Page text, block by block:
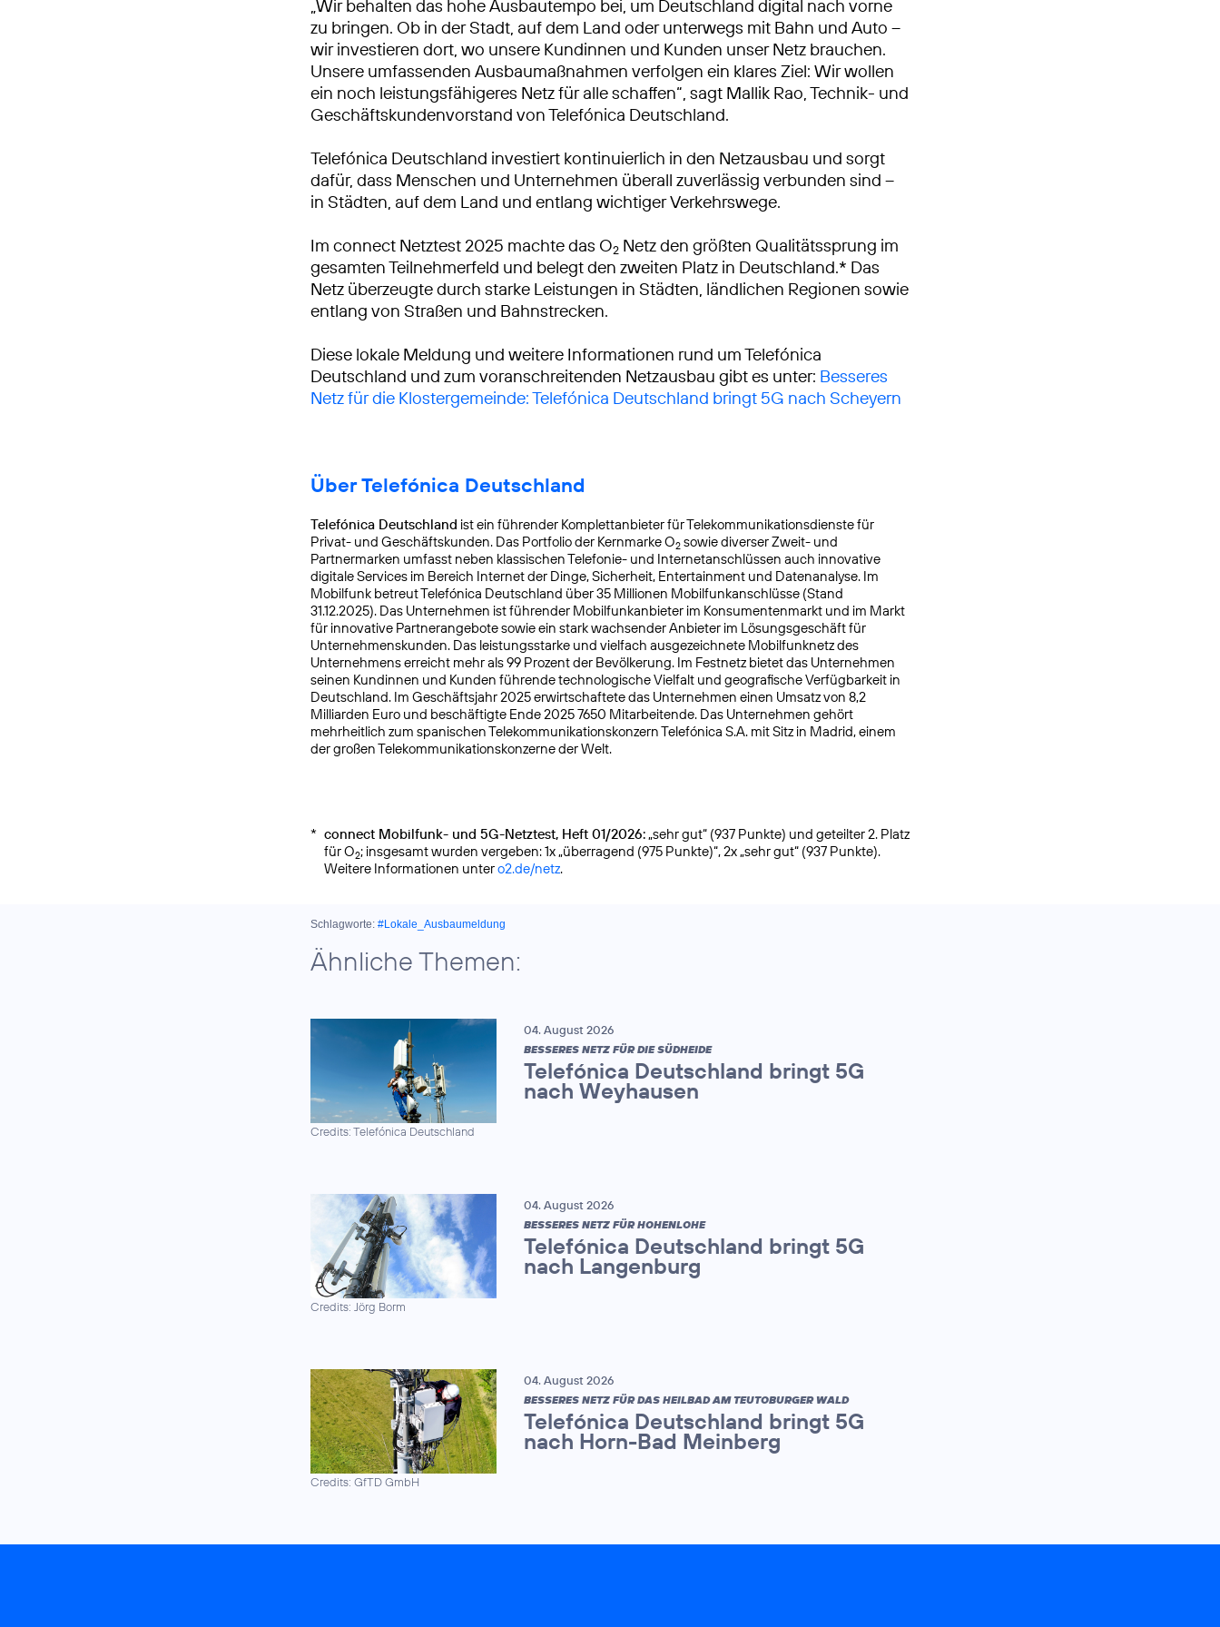
„Wir behalten das hohe Ausbautempo bei, um Deutschland digital nach vorne
zu bringen. Ob in der Stadt, auf dem Land oder unterwegs mit Bahn und Auto –
wir investieren dort, wo unsere Kundinnen und Kunden unser Netz brauchen.
Unsere umfassenden Ausbaumaßnahmen verfolgen ein klares Ziel: Wir wollen
ein noch leistungsfähigeres Netz für alle schaffen“, sagt Mallik Rao, Technik- und
Geschäftskundenvorstand von Telefónica Deutschland.
Telefónica Deutschland investiert kontinuierlich in den Netzausbau und sorgt
dafür, dass Menschen und Unternehmen überall zuverlässig verbunden sind –
in Städten, auf dem Land und entlang wichtiger Verkehrswege.
Im connect Netztest 2025 machte das O2 Netz den größten Qualitätssprung im
gesamten Teilnehmerfeld und belegt den zweiten Platz in Deutschland.* Das
Netz überzeugte durch starke Leistungen in Städten, ländlichen Regionen sowie
entlang von Straßen und Bahnstrecken.
Diese lokale Meldung und weitere Informationen rund um Telefónica
Deutschland und zum voranschreitenden Netzausbau gibt es unter: Besseres
Netz für die Klostergemeinde: Telefónica Deutschland bringt 5G nach Scheyern
Über Telefónica Deutschland
Telefónica Deutschland ist ein führender Komplettanbieter für Telekommunikationsdienste für
Privat- und Geschäftskunden. Das Portfolio der Kernmarke O2 sowie diverser Zweit- und
Partnermarken umfasst neben klassischen Telefonie- und Internetanschlüssen auch innovative
digitale Services im Bereich Internet der Dinge, Sicherheit, Entertainment und Datenanalyse. Im
Mobilfunk betreut Telefónica Deutschland über 35 Millionen Mobilfunkanschlüsse (Stand
31.12.2025). Das Unternehmen ist führender Mobilfunkanbieter im Konsumentenmarkt und im Markt
für innovative Partnerangebote sowie ein stark wachsender Anbieter im Lösungsgeschäft für
Unternehmenskunden. Das leistungsstarke und vielfach ausgezeichnete Mobilfunknetz des
Unternehmens erreicht mehr als 99 Prozent der Bevölkerung. Im Festnetz bietet das Unternehmen
seinen Kundinnen und Kunden führende technologische Vielfalt und geografische Verfügbarkeit in
Deutschland. Im Geschäftsjahr 2025 erwirtschaftete das Unternehmen einen Umsatz von 8,2
Milliarden Euro und beschäftigte Ende 2025 7650 Mitarbeitende. Das Unternehmen gehört
mehrheitlich zum spanischen Telekommunikationskonzern Telefónica S.A. mit Sitz in Madrid, einem
der großen Telekommunikationskonzerne der Welt.
* connect Mobilfunk- und 5G-Netztest, Heft 01/2026: „sehr gut“ (937 Punkte) und geteilter 2. Platz
für O2; insgesamt wurden vergeben: 1x „überragend (975 Punkte)“, 2x „sehr gut“ (937 Punkte).
Weitere Informationen untero2.de/netz.
Schlagworte: #Lokale_Ausbaumeldung
Ähnliche Themen:
Credits: Telefónica Deutschland
04. August 2026
BESSERES NETZ FÜR DIE SÜDHEIDE
Telefónica Deutschland bringt 5G
nach Weyhausen
Credits: Jörg Borm
04. August 2026
BESSERES NETZ FÜR HOHENLOHE
Telefónica Deutschland bringt 5G
nach Langenburg
Credits: GfTD GmbH
04. August 2026
BESSERES NETZ FÜR DAS HEILBAD AM TEUTOBURGER WALD
Telefónica Deutschland bringt 5G
nach Horn-Bad Meinberg